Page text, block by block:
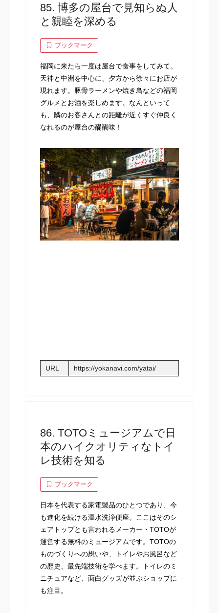
85. 博多の屋台で見知らぬ人
と親睦を深める
ブックマーク
福岡に来たら一度は屋台で食事をしてみて。
天神と中洲を中心に、夕方から徐々にお店が
現れます。豚骨ラーメンや焼き鳥などの福岡
グルメとお酒を楽しめます。なんといって
も、隣のお客さんとの距離が近くすぐ仲良く
なれるのが屋台の醍醐味！
URL https://yokanavi.com/yatai/
86. TOTOミュージアムで日
本のハイクオリティなトイ
レ技術を知る
ブックマーク
日本を代表する家電製品のひとつであり、今
も進化を続ける温水洗浄便座。ここはそのシ
ェアトップとも言われるメーカー・TOTOが
運営する無料のミュージアムです。TOTOの
ものづくりへの想いや、トイレやお風呂など
の歴史、最先端技術を学べます。トイレのミ
ニチュアなど、面白グッズが並ぶショップに
も注目。